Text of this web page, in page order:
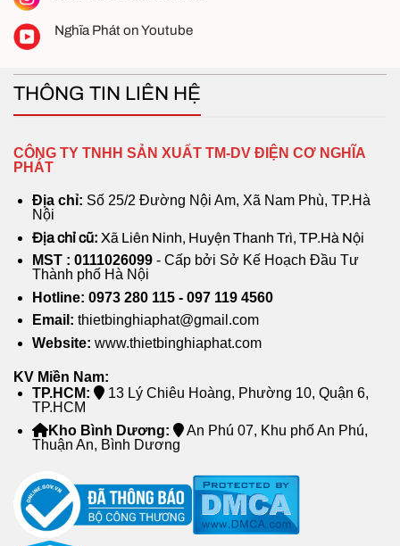
Nghĩa Phát on Youtube
THÔNG TIN LIÊN HỆ
CÔNG TY TNHH SẢN XUẤT TM-DV ĐIỆN CƠ NGHĨA
PHÁT
Địa chỉ: Số 25/2 Đường Nội Am, Xã Nam Phù, TP.Hà
Nội
Địa chỉ cũ: Xã Liên Ninh, Huyện Thanh Trì, TP.Hà Nội
MST : 0111026099 - Cấp bởi Sở Kế Hoạch Đầu Tư
Thành phố Hà Nội
Hotline: 0973 280 115 - 097 119 4560
Email: thietbinghiaphat@gmail.com
Website: www.thietbinghiaphat.com
KV Miền Nam:
TP.HCM:
13 Lý Chiêu Hoàng, Phường 10, Quận 6,
TP.HCM
Kho Bình Dương:
An Phú 07, Khu phố An Phú,
Thuận An, Bình Dương